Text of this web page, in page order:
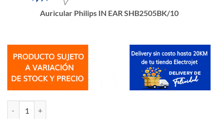
Auricular Philips IN EAR SHB2505BK/10